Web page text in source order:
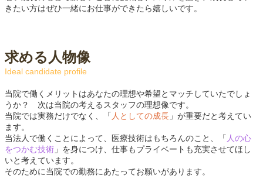
きたい方はぜひ一緒にお仕事ができたら嬉しいです。
求める人物像
Ideal candidate profile
当院で働くメリットはあなたの理想や希望とマッチしていたでしょ
うか？ 次は当院の考えるスタッフの理想像です。
当院では実務だけでなく、「 人としての成長 」が重要だと考えてい
ます。
当法人で働くことによって、医療技術はもちろんのこと、「 人の心
をつかむ技術 」を身につけ、仕事もプライベートも充実させてほし
いと考えています。
そのために当院での勤務にあたってお願いがあります。